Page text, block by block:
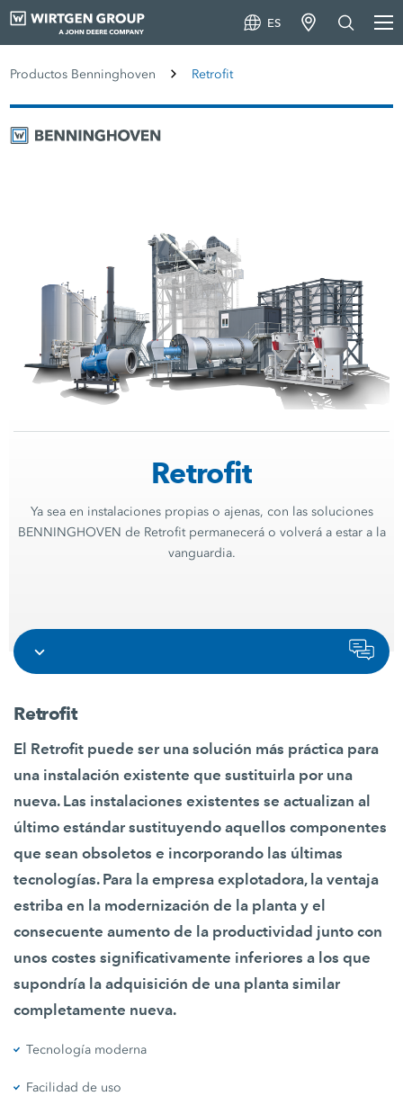
ES
Productos Benninghoven Retrofit
Retrofit
Ya sea en instalaciones propias o ajenas, con las soluciones
BENNINGHOVEN de Retrofit permanecerá o volverá a estar a la
vanguardia.
Retrofit
El Retrofit puede ser una solución más práctica para
una instalación existente que sustituirla por una
nueva. Las instalaciones existentes se actualizan al
último estándar sustituyendo aquellos componentes
que sean obsoletos e incorporando las últimas
tecnologías. Para la empresa explotadora, la ventaja
estriba en la modernización de la planta y el
consecuente aumento de la productividad junto con
unos costes significativamente inferiores a los que
supondría la adquisición de una planta similar
completamente nueva.
Tecnología moderna
Facilidad de uso